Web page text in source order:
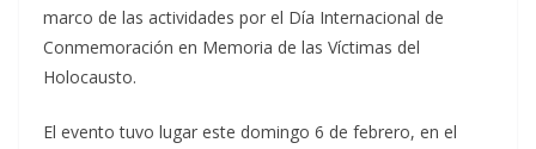
marco de las actividades por el Día Internacional de
Conmemoración en Memoria de las Víctimas del
Holocausto.
El evento tuvo lugar este domingo 6 de febrero, en el